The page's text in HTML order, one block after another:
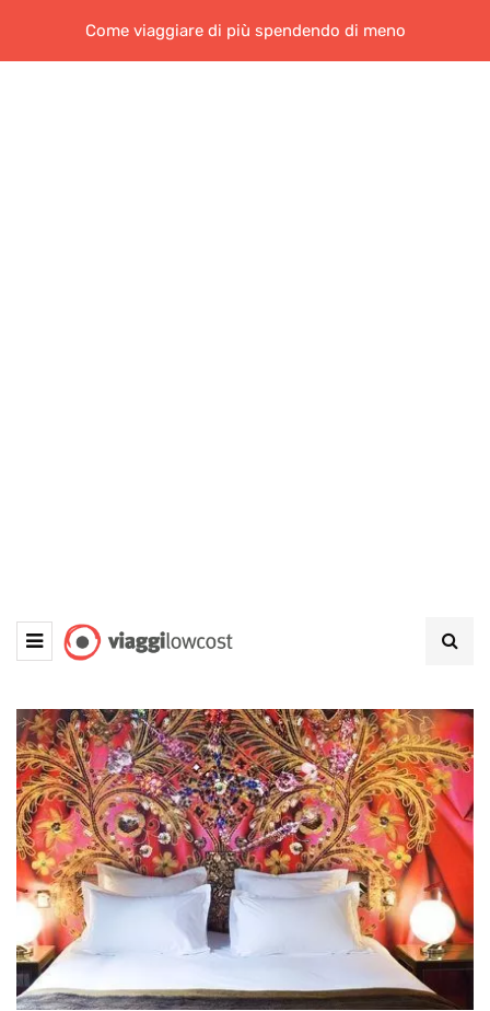
Come viaggiare di più spendendo di meno